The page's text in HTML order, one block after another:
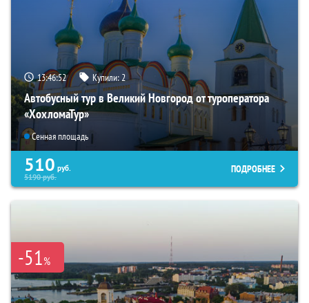
13:46:51 Купили:2
Автобусный тур в Великий Новгород от туроператора
«ХохломаТур»
Сенная площадь
510 руб.
5190руб.
ПОДРОБНЕЕ
-51%